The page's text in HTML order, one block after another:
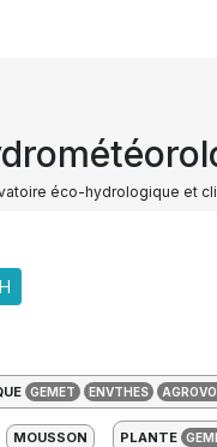
éco-hydrologique et
GEMET ENVTHES
MOUSSON PLANTE